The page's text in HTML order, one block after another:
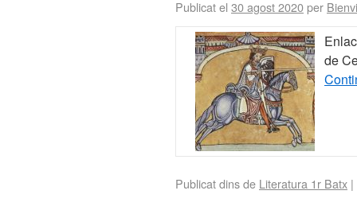
Publicat el 30 agost 2020per Bienvi
de
Publicat dins de Literatura 1r Batx |